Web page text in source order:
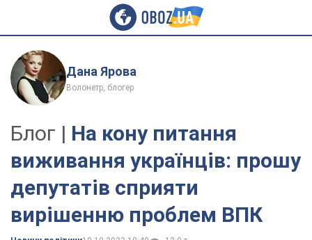
Дана Ярова
Волонетр, блогер
Блог | На кону питання
виживання українців: прошу
депутатів сприяти
вирішенню проблем ВПК